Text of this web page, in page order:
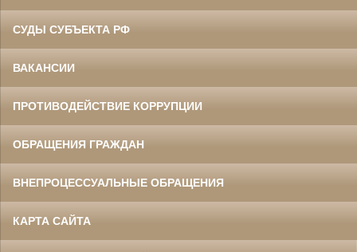
СУДЫ СУБЪЕКТА РФ
ВАКАНСИИ
ПРОТИВОДЕЙСТВИЕ КОРРУПЦИИ
ОБРАЩЕНИЯ ГРАЖДАН
ВНЕПРОЦЕССУАЛЬНЫЕ ОБРАЩЕНИЯ
КАРТА САЙТА